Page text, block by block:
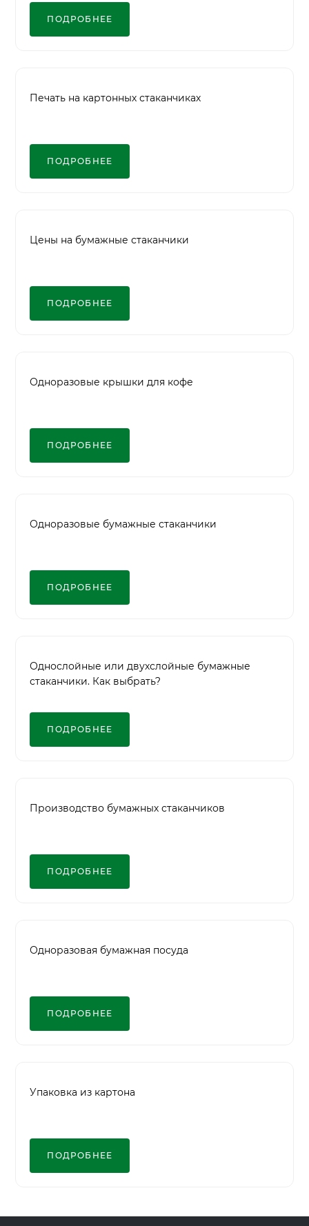
ПОДРОБНЕЕ
Печать на картонных стаканчиках
ПОДРОБНЕЕ
Цены на бумажные стаканчики
ПОДРОБНЕЕ
Одноразовые крышки для кофе
ПОДРОБНЕЕ
Одноразовые бумажные стаканчики
ПОДРОБНЕЕ
Однослойные или двухслойные бумажные
стаканчики. Как выбрать?
ПОДРОБНЕЕ
Производство бумажных стаканчиков
ПОДРОБНЕЕ
Одноразовая бумажная посуда
ПОДРОБНЕЕ
Упаковка из картона
ПОДРОБНЕЕ